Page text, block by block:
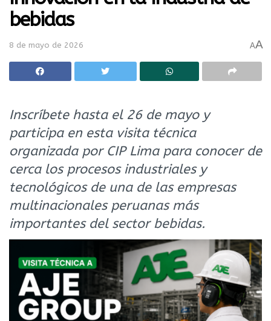
bebidas
8 de mayo de 2026 AA
Inscríbete hasta el 26 de mayo y
participa en esta visita técnica
organizada por CIP Lima para conocer de
cerca los procesos industriales y
tecnológicos de una de las empresas
multinacionales peruanas más
importantes del sector bebidas.